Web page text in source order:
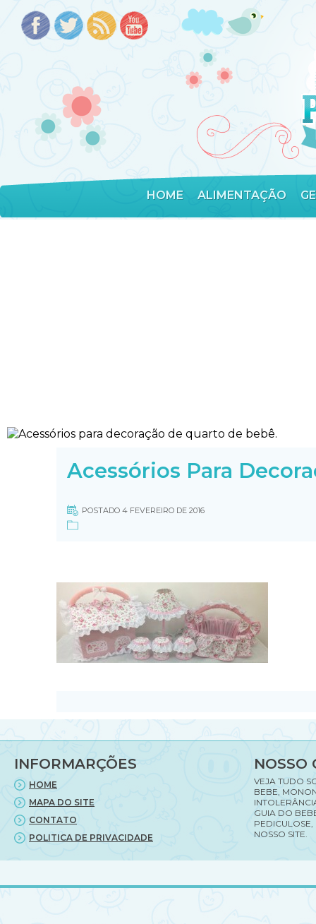
HOME ALIMENTAÇÃO
Acessórios Para
POSTADO 4 FEVEREIRO DE 2016
INFORMARÇÕES
HOME
MAPA DO SITE
CONTATO
POLITICA DE PRIVACIDADE
NOSSO
VEJA TUDO
BEBE,
GUIA DO
PEDICULOSE,
NOSSO SITE.